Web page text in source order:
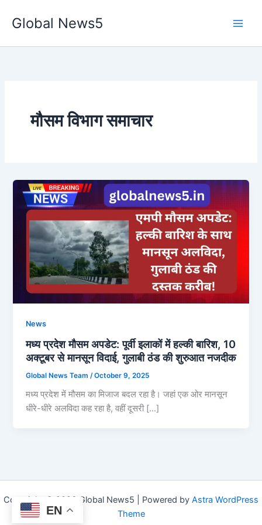
Global News5
मौसम विभाग समाचार
News
मध्य प्रदेश मौसम अपडेट: पूर्वी इलाकों में हल्की बारिश, 10
अक्टूबर से मानसून विदाई, गुलाबी ठंड की शुरुआत नजदीक
Global News Team /October 9, 2025
मध्य प्रदेश में मौसम का मिजाज बदल रहा है। जहां एक ओर मानसून
धीरे-धीरे अलविदा कह रहा है, वहीं दूसरी […]
Copyright © 2026 Global News5 | Powered by Astra WordPress
Theme
EN